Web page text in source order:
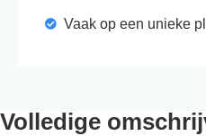
Vaak op een unieke
Volledige